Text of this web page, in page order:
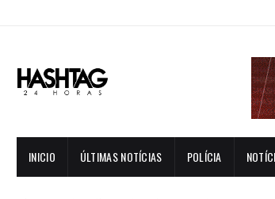
INICIO ÚLTIMAS NOTÍCIAS POLÍCIA